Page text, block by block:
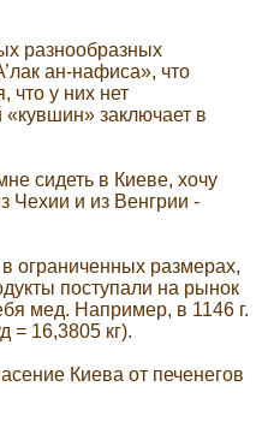
разнообразных
ан-нафиса», что
что у них нет
заключает в
сидеть в Киеве, хочу
Чехии и из Венгрии -
ограниченных размерах,
поступали на рынок
мед. Например, в 1146 г.
= 16,3805 кг).
Киева от печенегов